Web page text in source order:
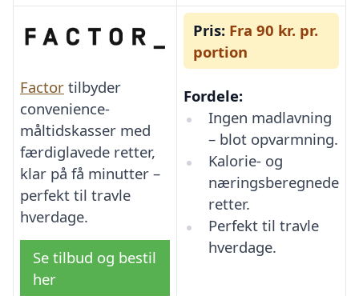
Factor tilbyder
convenience-
måltidskasser med
færdiglavede retter,
klar på få minutter –
perfekt til travle
hverdage.
Se tilbud og bestil
her
Pris: Fra 90 kr. pr.
portion
Fordele:
Ingen madlavning
– blot opvarmning.
Kalorie- og
næringsberegnede
retter.
Perfekt til travle
hverdage.